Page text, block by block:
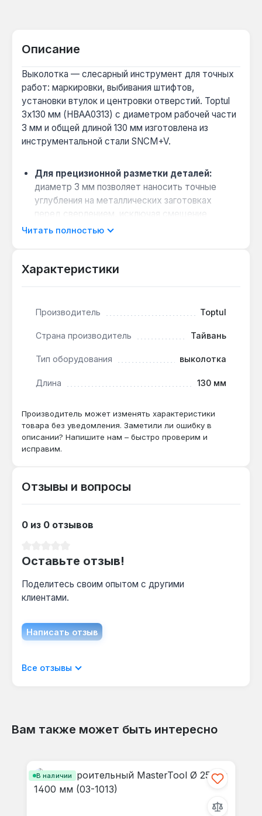
Описание
Выколотка — слесарный инструмент для точных
работ: маркировки, выбивания штифтов,
установки втулок и центровки отверстий. Toptul
3x130 мм (HBAA0313) с диаметром рабочей части
3 мм и общей длиной 130 мм изготовлена из
инструментальной стали SNCM+V.
Для прецизионной разметки деталей:
диаметр 3 мм позволяет наносить точные
углубления на металлических заготовках
перед сверлением, исключая смещение
сверла.
наконечника при ударах молотком, не
условиях:длина 130 мм удобна для
например, при ремонте двигателей или
станков.
Выколотка применяется в машиностроении,
Производство — Тайвань. Гарантия 1 год,
доставка по Украине.
Читать полностью
Характеристики
Производитель Toptul
Страна производитель Тайвань
Тип оборудования выколотка
Длина 130 мм
Производитель может изменять характеристики
товара без уведомления. Заметили ли ошибку в
описании? Напишите нам – быстро проверим и
исправим.
Отзывы и вопросы
0 из 0 отзывов
Оставьте отзыв!
Поделитесь своим опытом с другими
клиентами.
Написать отзыв
Отображать отзывы только на текущем
Все отзывы
Вам также может быть интересно
В наличии